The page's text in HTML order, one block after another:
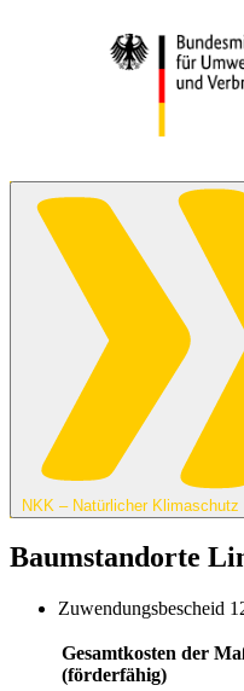
NKK – Natürlicher Klimaschutz
Baumstandorte
Zuwendungsbescheid
Gesamtkosten der
(förderfähig)